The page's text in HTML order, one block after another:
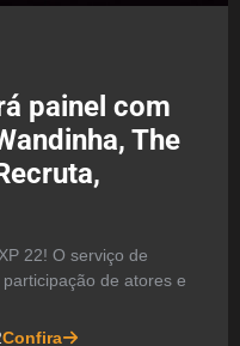
painel com
The
22! O serviço de
de atores e
Confira